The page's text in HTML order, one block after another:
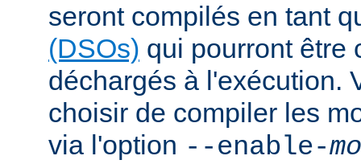
seront compilés en tant
(DSOs) qui pourront être
déchargés à l'exécution.
choisir de compiler les
via l'option --enable-